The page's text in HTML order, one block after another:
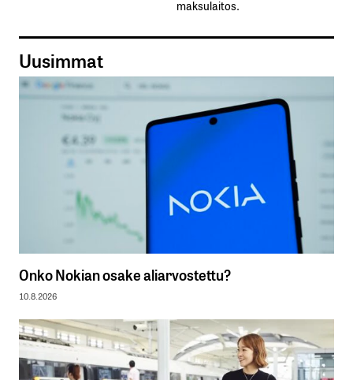
maksulaitos.
Uusimmat
Onko Nokian osake aliarvostettu?
10.8.2026